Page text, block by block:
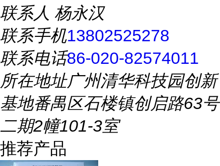
联系人 杨永汉
联系手机13802525278
联系电话86-020-82574011
所在地址广州清华科技园创新
基地番禺区石楼镇创启路63号
二期2幢101-3室
推荐产品